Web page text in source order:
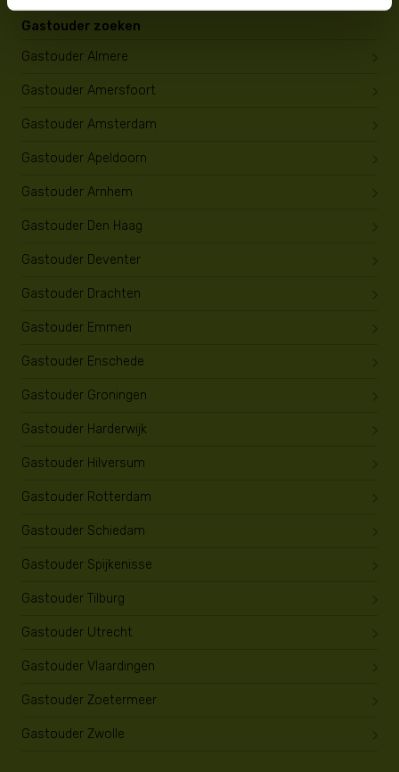
Gastouder zoeken
Gastouder Almere
Gastouder Amersfoort
Gastouder Amsterdam
Gastouder Apeldoorn
Gastouder Arnhem
Gastouder Den Haag
Gastouder Deventer
Gastouder Drachten
Gastouder Emmen
Gastouder Enschede
Gastouder Groningen
Gastouder Harderwijk
Gastouder Hilversum
Gastouder Rotterdam
Gastouder Schiedam
Gastouder Spijkenisse
Gastouder Tilburg
Gastouder Utrecht
Gastouder Vlaardingen
Gastouder Zoetermeer
Gastouder Zwolle